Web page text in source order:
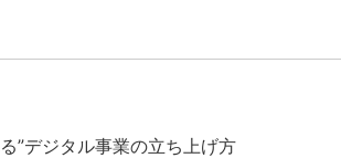
”デジタル事業の立ち上げ方